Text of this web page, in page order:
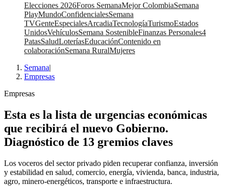
Elecciones 2026Foros SemanaMejor ColombiaSemana
PlayMundoConfidencialesSemana
TVGenteEspecialesArcadiaTecnologíaTurismoEstados
UnidosVehículosSemana SostenibleFinanzas Personales4
PatasSaludLoteríasEducaciónContenido en
colaboraciónSemana RuralMujeres
Semana|
Empresas
Empresas
Esta es la lista de urgencias económicas
que recibirá el nuevo Gobierno.
Diagnóstico de 13 gremios claves
Los voceros del sector privado piden recuperar confianza, inversión
y estabilidad en salud, comercio, energía, vivienda, banca, industria,
agro, minero-energéticos, transporte e infraestructura.